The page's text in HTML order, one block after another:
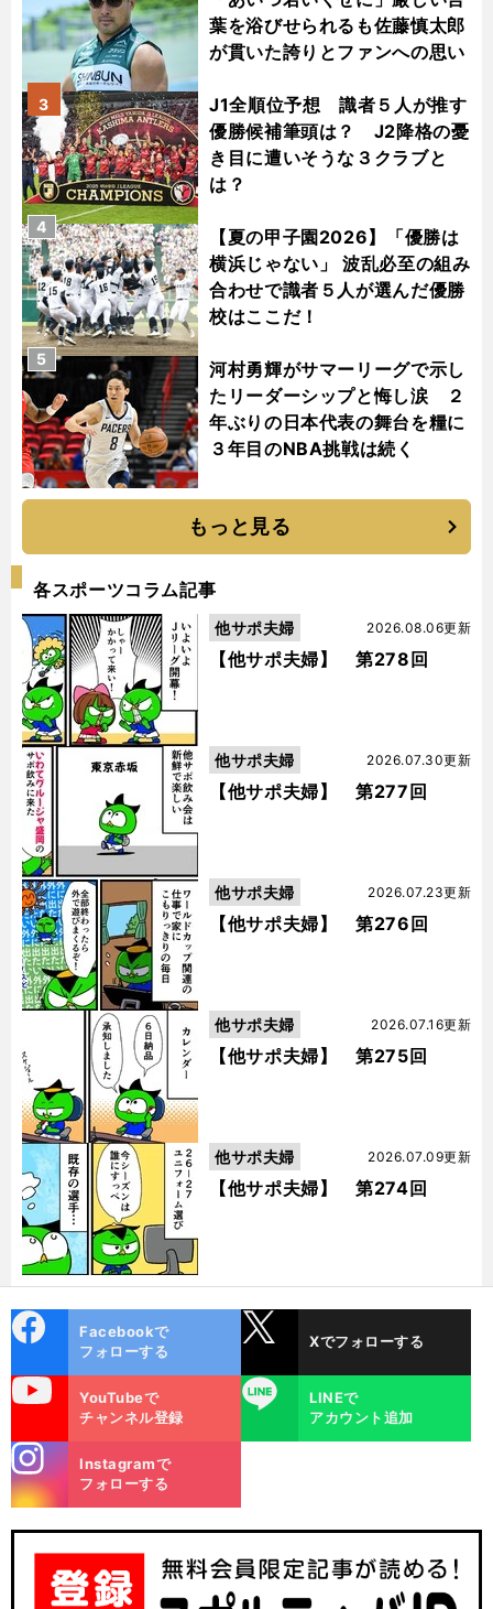
葉を浴びせられるも佐藤慎太郎
が貫いた誇りとファンへの思い
J1全順位予想 識者５人が推す
優勝候補筆頭は？ J2降格の憂
き目に遭いそうな３クラブと
は？
3
【夏の甲子園2026】「優勝は
横浜じゃない」 波乱必至の組み
合わせで識者５人が選んだ優勝
校はここだ！
4
河村勇輝がサマーリーグで示し
たリーダーシップと悔し涙 ２
年ぶりの日本代表の舞台を糧に
３年目のNBA挑戦は続く
5
もっと見る
各スポーツコラム記事
【他サポ夫婦】 第278回
2026.08.06更新
他サポ夫婦
【他サポ夫婦】 第277回
2026.07.30更新
他サポ夫婦
【他サポ夫婦】 第276回
2026.07.23更新
他サポ夫婦
【他サポ夫婦】 第275回
2026.07.16更新
他サポ夫婦
【他サポ夫婦】 第274回
2026.07.09更新
他サポ夫婦
ok
Facebookで
フォローする
Xでフォローする
YouTubeで
チャンネル登録
LINE
LINEで
アカウント追加
m
Instagramで
フォローする